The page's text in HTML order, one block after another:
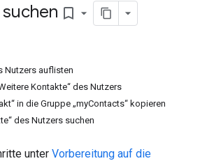
bookmark_border
Nutzers auflisten
Kontakte“ des Nutzers
in die Gruppe „myContacts“ kopieren
des Nutzers suchen
unter Vorbereitung auf die